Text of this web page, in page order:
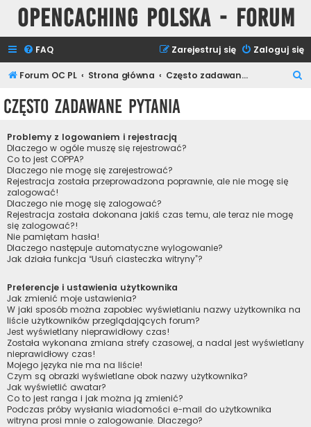
Opencaching Polska - Forum
FAQ Zaloguj się
Zarejestruj się
Forum OC PL Strona główna Często zadawane pytania
Często zadawane pytania
Problemy z logowaniem i rejestracją
Dlaczego w ogóle muszę się rejestrować?
Co to jest COPPA?
Dlaczego nie mogę się zarejestrować?
Rejestracja została przeprowadzona poprawnie, ale nie mogę się
zalogować!
Dlaczego nie mogę się zalogować?
Rejestracja została dokonana jakiś czas temu, ale teraz nie mogę
się zalogować?!
Nie pamiętam hasła!
Dlaczego następuje automatyczne wylogowanie?
Jak działa funkcja “Usuń ciasteczka witryny”?
Preferencje i ustawienia użytkownika
Jak zmienić moje ustawienia?
W jaki sposób można zapobiec wyświetlaniu nazwy użytkownika na
liście użytkowników przeglądających forum?
Jest wyświetlany nieprawidłowy czas!
Została wykonana zmiana strefy czasowej, a nadal jest wyświetlany
nieprawidłowy czas!
Mojego języka nie ma na liście!
Czym są obrazki wyświetlane obok nazwy użytkownika?
Jak wyświetlić awatar?
Co to jest ranga i jak można ją zmienić?
Podczas próby wysłania wiadomości e-mail do użytkownika
witryna prosi mnie o zalogowanie. Dlaczego?